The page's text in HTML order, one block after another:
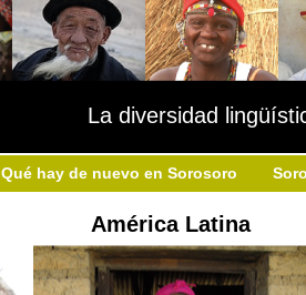
La diversidad
Qué hay de nuevo en Sorosoro
América Latina